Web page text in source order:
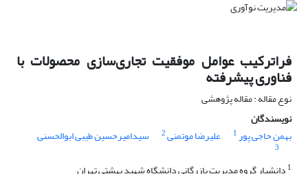
فراترکیب عوامل موفقیت تجاری‌سازی محصولات با
فناوری پیشرفته
نوع مقاله : مقاله پژوهشی
نویسندگان
بهمن حاجی پور1 علیرضا موتمنی2 سیدامیرحسین طیبی ابوالحسنی
3
1